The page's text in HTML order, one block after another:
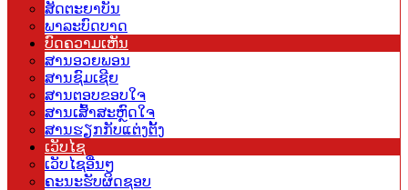
ສັດຕະຍາບັນ
ພາລະບົດບາດ
ບົດຄວາມເຫັນ
ສານອວຍພອນ
ສານຊົມເຊີຍ
ສານຕອບຂອບໃຈ
ສານເສົ້າສະຫຼົດໃຈ
ສານຮຽກກັບແຕ່ງຕັ້ງ
ເວັບໄຊ
ເວັບໄຊອື່ນໆ
ຄະນະຮັບຜິດຊອບ